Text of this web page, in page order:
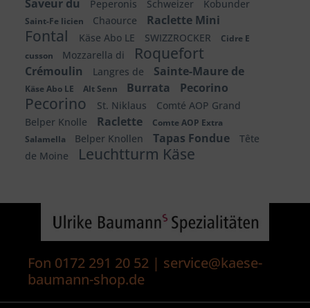
Saveur du Peperonis Schweizer Kobunder
Saint-Fe licien Chaource Raclette Mini
Fontal Käse Abo LE SWIZZROCKER
Cidre E
cusson
Mozzarella di Roquefort
Crémoulin Langres de Sainte-Maure de
Käse Abo LE Alt Senn Burrata Pecorino
Pecorino St. Niklaus
Comté AOP Grand
Belper Knolle
Raclette
Comte AOP Extra
Salamella
Belper Knollen Tapas Fondue
Tête
de Moine
Leuchtturm Käse
Fon 0172 291 20 52 | service@kaese-
baumann-shop.de